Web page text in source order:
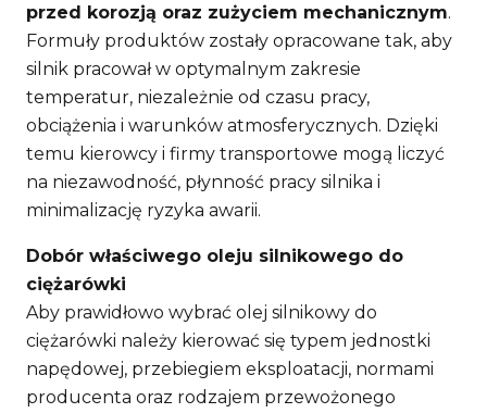
przed korozją oraz zużyciem mechanicznym.
Formuły produktów zostały opracowane tak, aby
silnik pracował w optymalnym zakresie
temperatur, niezależnie od czasu pracy,
obciążenia i warunków atmosferycznych. Dzięki
temu kierowcy i firmy transportowe mogą liczyć
na niezawodność, płynność pracy silnika i
minimalizację ryzyka awarii.
Dobór właściwego oleju silnikowego do
ciężarówki
Aby prawidłowo wybrać olej silnikowy do
ciężarówki należy kierować się typem jednostki
napędowej, przebiegiem eksploatacji, normami
producenta oraz rodzajem przewożonego